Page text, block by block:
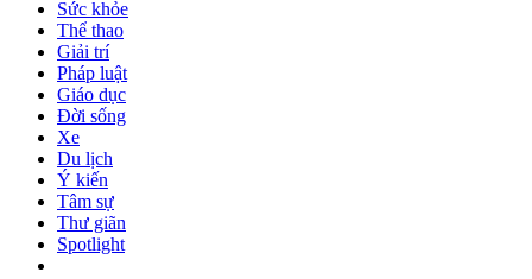
Sức khỏe
Thể thao
Giải trí
Pháp luật
Giáo dục
Đời sống
Xe
Du lịch
Ý kiến
Tâm sự
Thư giãn
Spotlight